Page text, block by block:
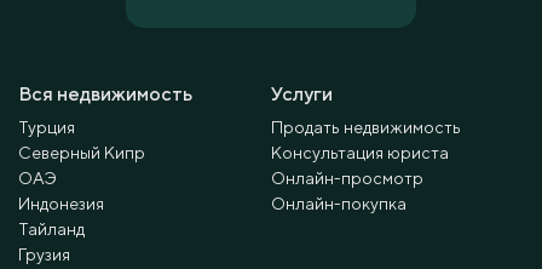
Вся недвижимость
Турция
Северный Кипр
ОАЭ
Индонезия
Тайланд
Грузия
Услуги
Продать недвижимость
Консультация юриста
Онлайн-просмотр
Онлайн-покупка